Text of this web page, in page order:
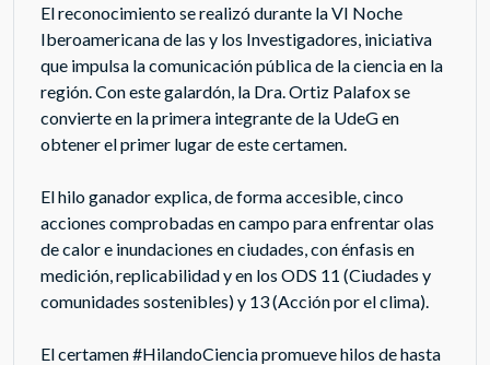
El reconocimiento se realizó durante la VI Noche
Iberoamericana de las y los Investigadores, iniciativa
que impulsa la comunicación pública de la ciencia en la
región. Con este galardón, la Dra. Ortiz Palafox se
convierte en la primera integrante de la UdeG en
obtener el primer lugar de este certamen.
El hilo ganador explica, de forma accesible, cinco
acciones comprobadas en campo para enfrentar olas
de calor e inundaciones en ciudades, con énfasis en
medición, replicabilidad y en los ODS 11 (Ciudades y
comunidades sostenibles) y 13 (Acción por el clima).
El certamen #HilandoCiencia promueve hilos de hasta